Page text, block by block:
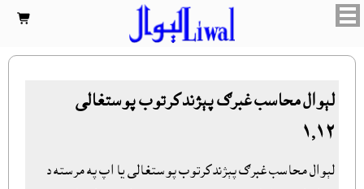


لېوال محاسب غبرګ پېژندکرتوب پوستغالى
١٫١٢
لېوال محاسب غبرګ پېژندکرتوب پوستغالى يا اپ په مرسته د